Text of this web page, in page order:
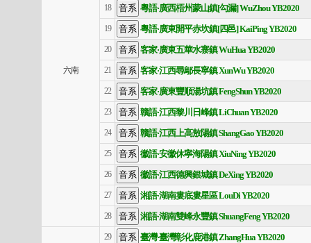
六南
18 粵語·廣西梧州蒙山鎮[勾漏] WuZhou YB2020
19 粵語·廣東開平赤坎鎮[四邑] KaiPing YB2020
20 客家·廣東五華水寨鎮 WuHua YB2020
21 客家·江西尋鄔長寧鎮 XunWu YB2020
22 客家·廣東豐順湯坑鎮 FengShun YB2020
23 贛語·江西黎川日峰鎮 LiChuan YB2020
24 贛語·江西上高敖陽鎮 ShangGao YB2020
25 徽語·安徽休寧海陽鎮 XiuNing YB2020
26 徽語·江西德興銀城鎮 DeXing YB2020
27 湘語·湖南婁底婁星區 LouDi YB2020
28 湘語·湖南雙峰永豐鎮 ShuangFeng YB2020
29 臺灣·臺灣彰化鹿港鎮 ZhangHua YB2020